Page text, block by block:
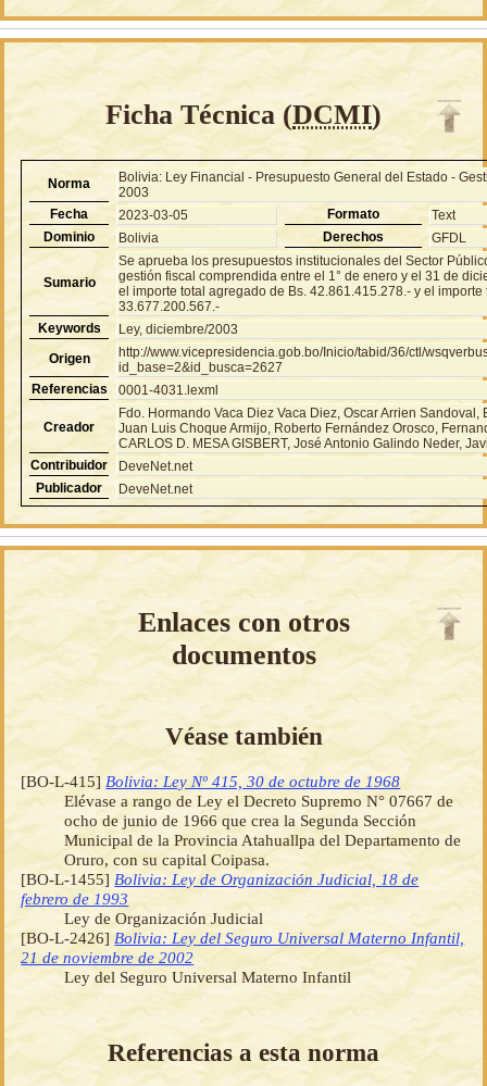
Ficha Técnica (DCMI)
Norma
Bolivia: Ley Financial - Presupuesto General del Estado -
2003
Fecha
2023-03-05 Formato
Text
Dominio
Bolivia Derechos GFDL
Sumario
Se aprueba los presupuestos institucionales del Sector
gestión fiscal comprendida entre el 1° de enero y el 31 de
el importe total agregado de Bs. 42.861.415.278.- y el
33.677.200.567.-
Keywords
Ley, diciembre/2003
Origen
http://www.vicepresidencia.gob.bo/Inicio/tabid/36/ctl/
id_base=2&id_busca=2627
Referencias
0001-4031.lexml
Creador
Fdo. Hormando Vaca Diez Vaca Diez, Oscar Arrien
Juan Luis Choque Armijo, Roberto Fernández Orosco,
CARLOS D. MESA GISBERT, José Antonio Galindo Neder,
Contribuidor
DeveNet.net
Publicador
DeveNet.net
Enlaces con otros
documentos
Véase también
[BO-L-415]Bolivia: Ley Nº 415, 30 de octubre de 1968
Elévase a rango de Ley el Decreto Supremo N° 07667 de
ocho de junio de 1966 que crea la Segunda Sección
Municipal de la Provincia Atahuallpa del Departamento de
Oruro, con su capital Coipasa.
[BO-L-1455]Bolivia: Ley de Organización Judicial, 18 de
febrero de 1993
Ley de Organización Judicial
[BO-L-2426]Bolivia: Ley del Seguro Universal Materno Infantil,
21 de noviembre de 2002
Ley del Seguro Universal Materno Infantil
Referencias a esta norma